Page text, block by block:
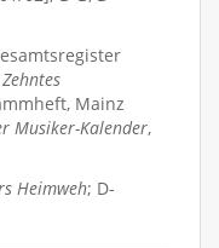
Zehntes
Mainz
Musiker-Kalender,
Heimweh; D-